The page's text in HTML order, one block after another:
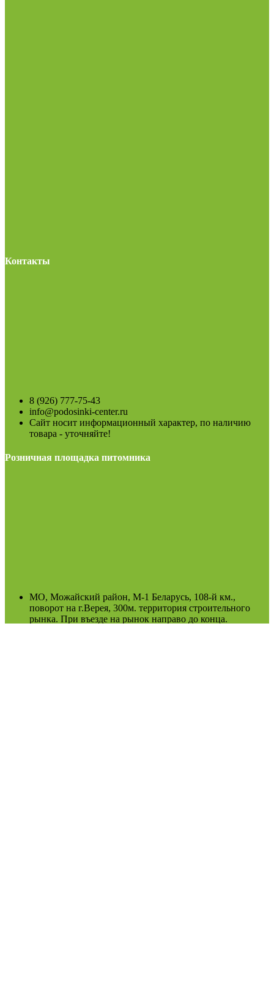
Контакты
8 (926) 777-75-43
info@podosinki-center.ru
Сайт носит информационный характер, по наличию
товара - уточняйте!
Розничная площадка питомника
МО, Можайский район, М-1 Беларусь, 108-й км.,
поворот на г.Верея, 300м. территория строительного
рынка. При въезде на рынок направо до конца.